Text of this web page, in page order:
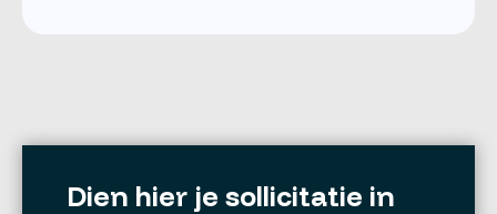
Dien hier je sollicitatie in